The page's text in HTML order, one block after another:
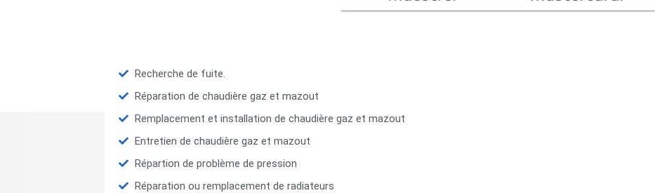
Recherche de fuite.
Réparation de chaudière gaz et mazout
Remplacement et installation de chaudière gaz et mazout
Entretien de chaudière gaz et mazout
Répartion de problème de pression
Réparation ou remplacement de radiateurs